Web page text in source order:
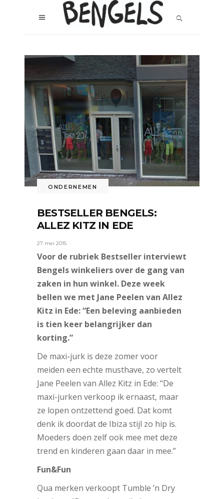
ONDERNEMEN
BESTSELLER BENGELS:
ALLEZ KITZ IN EDE
27 mei 2015
Voor de rubriek Bestseller interviewt
Bengels winkeliers over de gang van
zaken in hun winkel. Deze week
bellen we met Jane Peelen van Allez
Kitz in Ede: “Een beleving aanbieden
is tien keer belangrijker dan
korting.”
De maxi-jurk is deze zomer voor
meiden een echte musthave, zo vertelt
Jane Peelen van Allez Kitz in Ede: “De
maxi-jurken verkoop ik ernaast, maar
ze lopen ontzettend goed. Dat komt
denk ik doordat de Ibiza stijl zo hip is.
Moeders doen zelf ook mee met deze
trend en kinderen gaan daar in mee.”
Fun&Fun
Qua merken verkoopt Tumble ’n Dry